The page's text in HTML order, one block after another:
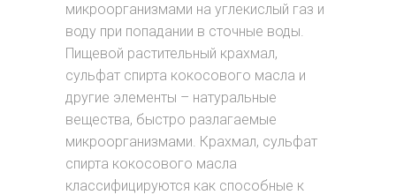
микроорганизмами на углекислый газ и
воду при попадании в сточные воды.
Пищевой растительный крахмал,
сульфат спирта кокосового масла и
другие элементы – натуральные
вещества, быстро разлагаемые
микроорганизмами. Крахмал, сульфат
спирта кокосового масла
классифицируются как способные к